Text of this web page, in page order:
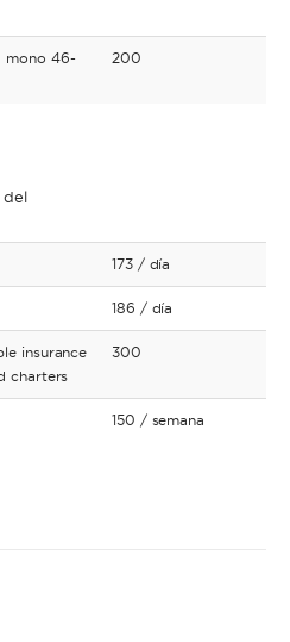
mono 46-
200
del
173 / día
186 / día
insurance
charters
300
150 / semana